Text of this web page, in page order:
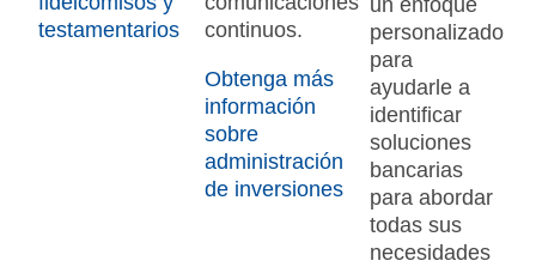
testamentarios
continuos.
Obtenga más
información
sobre
administración
de inversiones
un enfoque
personalizado
para
ayudarle a
identificar
soluciones
bancarias
para abordar
todas sus
necesidades